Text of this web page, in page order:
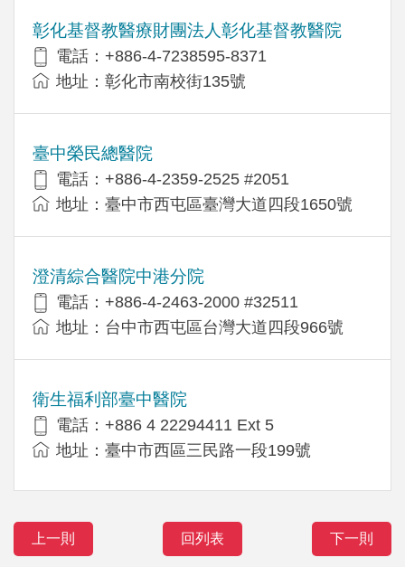
彰化基督教醫療財團法人彰化基督教醫院
電話：+886-4-7238595-8371
地址：彰化市南校街135號
臺中榮民總醫院
電話：+886-4-2359-2525 #2051
地址：臺中市西屯區臺灣大道四段1650號
澄清綜合醫院中港分院
電話：+886-4-2463-2000 #32511
地址：台中市西屯區台灣大道四段966號
衛生福利部臺中醫院
電話：+886 4 22294411 Ext 5
地址：臺中市西區三民路一段199號
上一則 回列表 下一則